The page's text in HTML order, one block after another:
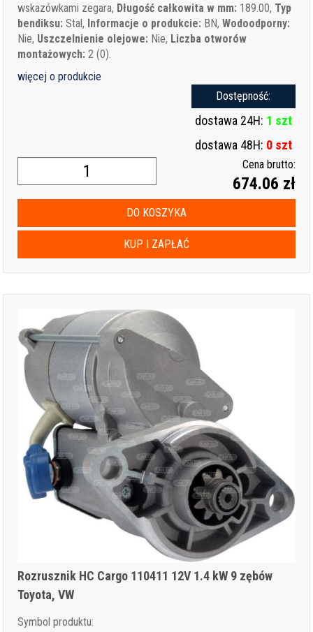
wskazówkami zegara, Długość całkowita w mm: 189.00, Typ
bendiksu: Stal, Informacje o produkcie: BN,Wodoodporny:
Nie, Uszczelnienie olejowe: Nie, Liczba otworów
montażowych: 2 (0).
więcej o produkcie
Dostępność:
dostawa 24H: 1 szt
dostawa 48H: 0 szt
Cena brutto:
674.06 zł
DO KOSZYKA
KUP I ZAPŁAĆ
Rozrusznik HC Cargo 110411 12V 1.4 kW 9 zębów
Toyota, VW
Symbol produktu: